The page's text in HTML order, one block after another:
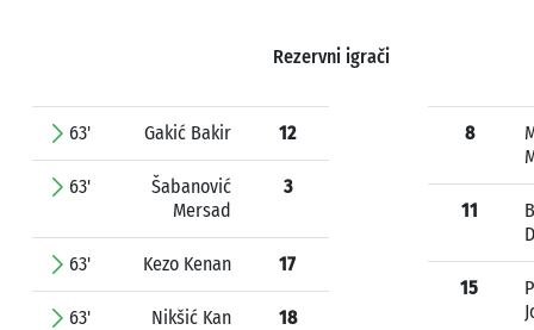
Rezervni igrači
63' Gakić Bakir 12
63'
Šabanović
Mersad
3
63' Kezo Kenan 17
63' Nikšić Kan 18
8
11
15